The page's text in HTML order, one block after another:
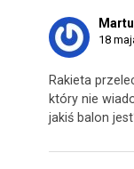
18
Rakieta
który nie
jakiś balon